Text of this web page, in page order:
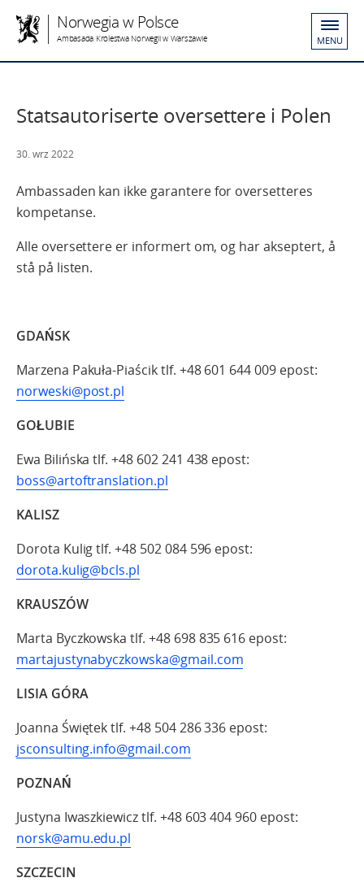
Norwegia w Polsce
Ambasada Królestwa Norwegii w Warszawie MENU
Statsautoriserte oversettere i Polen
30. wrz 2022
Ambassaden kan ikke garantere for oversetteres
kompetanse.
Alle oversettere er informert om, og har akseptert, å
stå på listen.
GDAŃSK
Marzena Pakuła-Piaścik tlf. +48 601 644 009 epost:
norweski@post.pl
GOŁUBIE
Ewa Bilińska tlf. +48 602 241 438 epost:
boss@artoftranslation.pl
KALISZ
Dorota Kulig tlf. +48 502 084 596 epost:
dorota.kulig@bcls.pl
KRAUSZÓW
Marta Byczkowska tlf. +48 698 835 616 epost:
martajustynabyczkowska@gmail.com
LISIA GÓRA
Joanna Świętek tlf. +48 504 286 336 epost:
jsconsulting.info@gmail.com
POZNAŃ
Justyna Iwaszkiewicz tlf. +48 603 404 960 epost:
norsk@amu.edu.pl
SZCZECIN